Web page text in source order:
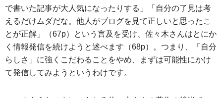
で書いた記事が大人気になったりする」「自分の了見は考
えるだけムダだな。他人がブログを見て正しいと思ったこ
とが正解」（67p）という言及を受け、佐々木さんはとにか
く情報発信を続けようと述べます（68p）。つまり、「自分
らしさ」に強くこだわることをやめ、まずは可能性にかけ
て発信してみようというわけです。